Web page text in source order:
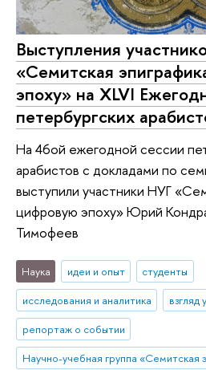
Выступления
«Семитская
эпоху» на XLVI
петербургских
На 46ой ежегодной сессии
арабистов с докладами по
выступили участники НУГ
цифровую эпоху» Юрий
Тимофеев
Наука идеи и опыт
студенты
исследования и аналитика
взгляд
репортаж о событии